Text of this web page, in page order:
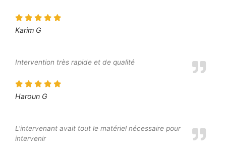
Karim G
Intervention très rapide et de qualité
Haroun G
L'intervenant avait tout le matériel nécessaire pour
intervenir